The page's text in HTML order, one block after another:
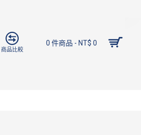
商品比較
0 件商品 - NT$ 0